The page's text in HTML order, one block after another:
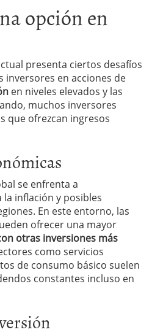
opción en
presenta ciertos desafíos
en acciones de
en niveles elevados y las
muchos inversores
que ofrezcan ingresos
se enfrenta a
inflación y posibles
En este entorno, las
ofrecer una mayor
otras inversiones más
como servicios
de consumo básico suelen
constantes incluso en